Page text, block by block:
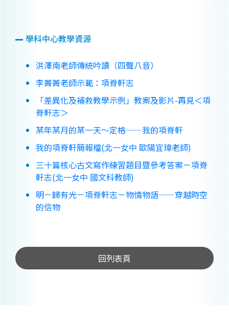
學科中心教學資源
洪澤南老師傳統吟讀（四聲八音）
李菁菁老師示範：項脊軒志
「差異化及補救教學示例」教案及影片-再見＜項
脊軒志＞
某年某月的某一天～定格——我的項脊軒
我的項脊軒簡報檔(北一女中 歐陽宜璋老師)
三十篇核心古文寫作練習題目暨參考答案－項脊
軒志(北一女中 國文科教師)
明－歸有光－項脊軒志－物情物語——穿越時空
的信物
回列表頁